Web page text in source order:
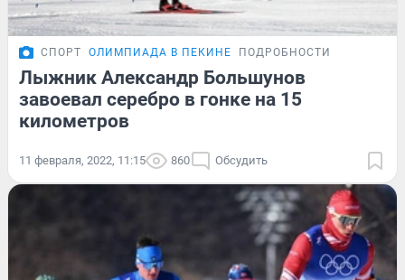
СПОРТ ОЛИМПИАДА В ПЕКИНЕ ПОДРОБНОСТИ
Лыжник Александр Большунов
завоевал серебро в гонке на 15
километров
11 февраля, 2022, 11:15 860 Обсудить